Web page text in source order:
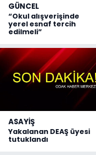
GÜNCEL
“Okul alışverişinde
yerel esnaf tercih
edilmeli”
ASAYİŞ
Yakalanan DEAŞ üyesi
tutuklandı